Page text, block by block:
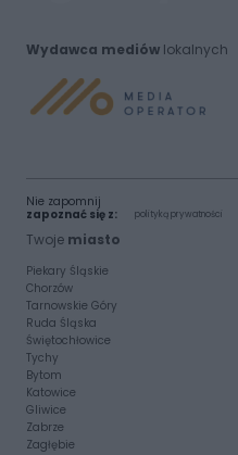
Wydawca mediówlokalnych
Nie zapomnij
zapoznać się z:
polityką prywatności
Twoje miasto
Piekary Śląskie
Chorzów
Tarnowskie Góry
Ruda Śląska
Świętochłowice
Tychy
Bytom
Katowice
Gliwice
Zabrze
Zagłębie